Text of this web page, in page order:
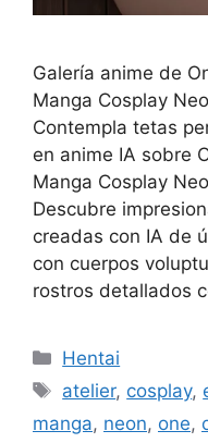
Galería anime de
Manga Cosplay
Contempla tetas
en anime IA sobre
Manga Cosplay
Descubre
creadas con IA de
con cuerpos
rostros detallados
Categorías
Hentai
Etiquetas
atelier, cosplay,
manga, neon, one,